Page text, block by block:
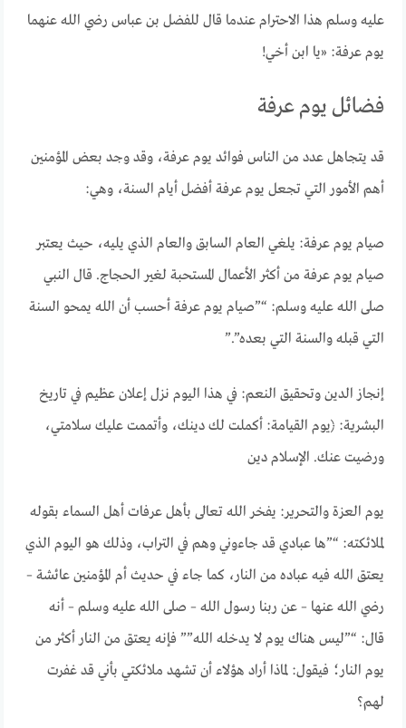
عليه وسلم هذا الاحترام عندما قال للفضل بن عباس رضي الله عنهما
يوم عرفة: «يا ابن أخي!
فضائل يوم عرفة
قد يتجاهل عدد من الناس فوائد يوم عرفة، وقد وجد بعض المؤمنين
أهم الأمور التي تجعل يوم عرفة أفضل أيام السنة، وهي:
صيام يوم عرفة: يلغي العام السابق والعام الذي يليه، حيث يعتبر
صيام يوم عرفة من أكثر الأعمال المستحبة لغير الحجاج. قال النبي
صلى الله عليه وسلم: “”صيام يوم عرفة أحسب أن الله يمحو السنة
التي قبله والسنة التي بعده”.”
إنجاز الدين وتحقيق النعم: في هذا اليوم نزل إعلان عظيم في تاريخ
البشرية: ﴿يوم القيامة: أكملت لك دينك، وأتممت عليك سلامتي،
ورضيت عنك. الإسلام دين
يوم العزة والتحرير: يفخر الله تعالى بأهل عرفات أهل السماء بقوله
لملائكته: “”ها عبادي قد جاءوني وهم في التراب، وذلك هو اليوم الذي
يعتق الله فيه عباده من النار، كما جاء في حديث أم المؤمنين عائشة –
رضي الله عنها – عن ربنا رسول الله – صلى الله عليه وسلم – أنه
قال: “”ليس هناك يوم لا يدخله الله”” فإنه يعتق من النار أكثر من
يوم النار؛ فيقول: لماذا أراد هؤلاء أن تشهد ملائكتي بأني قد غفرت
لهم؟